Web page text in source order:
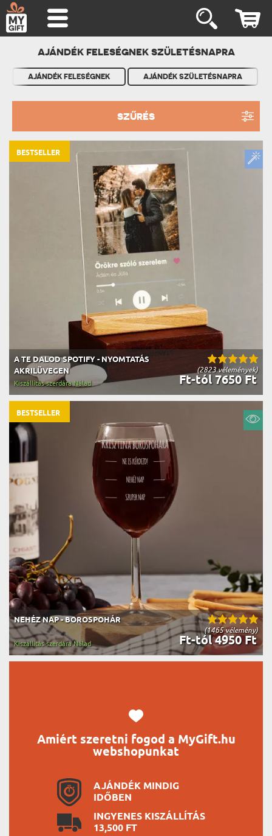
AJÁNDÉK FELESÉGNEK SZÜLETÉSNAPRA
AJÁNDÉK FELESÉGNEK AJÁNDÉK SZÜLETÉSNAPRA
SZŰRÉS
(2823 vélemények)
A TE DALOD SPOTIFY - NYOMTATÁS
AKRILÜVEGEN
Ft-tól 7650 Ft
Kiszállítás szerdára Nálad
BESTSELLER
(1465 vélemény)
NEHÉZ NAP - BOROSPOHÁR
Ft-tól 4950 Ft
Kiszállítás szerdára Nálad
BESTSELLER
Amiért szeretni fogod a MyGift.hu
webshopunkat
AJÁNDÉK MINDIG
IDŐBEN
INGYENES KISZÁLLÍTÁS
13,500 FT